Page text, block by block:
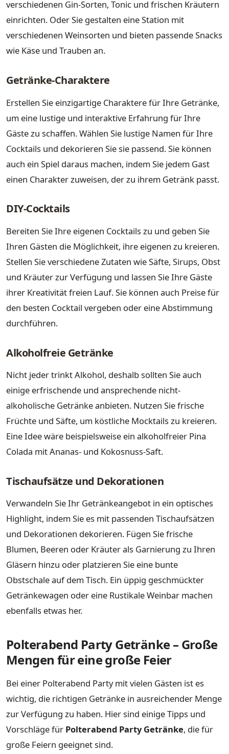
verschiedenen Gin-Sorten, Tonic und frischen Kräutern
einrichten. Oder Sie gestalten eine Station mit
verschiedenen Weinsorten und bieten passende Snacks
wie Käse und Trauben an.
Getränke-Charaktere
Erstellen Sie einzigartige Charaktere für Ihre Getränke,
um eine lustige und interaktive Erfahrung für Ihre
Gäste zu schaffen. Wählen Sie lustige Namen für Ihre
Cocktails und dekorieren Sie sie passend. Sie können
auch ein Spiel daraus machen, indem Sie jedem Gast
einen Charakter zuweisen, der zu ihrem Getränk passt.
DIY-Cocktails
Bereiten Sie Ihre eigenen Cocktails zu und geben Sie
Ihren Gästen die Möglichkeit, ihre eigenen zu kreieren.
Stellen Sie verschiedene Zutaten wie Säfte, Sirups, Obst
und Kräuter zur Verfügung und lassen Sie Ihre Gäste
ihrer Kreativität freien Lauf. Sie können auch Preise für
den besten Cocktail vergeben oder eine Abstimmung
durchführen.
Alkoholfreie Getränke
Nicht jeder trinkt Alkohol, deshalb sollten Sie auch
einige erfrischende und ansprechende nicht-
alkoholische Getränke anbieten. Nutzen Sie frische
Früchte und Säfte, um köstliche Mocktails zu kreieren.
Eine Idee wäre beispielsweise ein alkoholfreier Pina
Colada mit Ananas- und Kokosnuss-Saft.
Tischaufsätze und Dekorationen
Verwandeln Sie Ihr Getränkeangebot in ein optisches
Highlight, indem Sie es mit passenden Tischaufsätzen
und Dekorationen dekorieren. Fügen Sie frische
Blumen, Beeren oder Kräuter als Garnierung zu Ihren
Gläsern hinzu oder platzieren Sie eine bunte
Obstschale auf dem Tisch. Ein üppig geschmückter
Getränkewagen oder eine Rustikale Weinbar machen
ebenfalls etwas her.
Polterabend Party Getränke – Große
Mengen für eine große Feier
Bei einer Polterabend Party mit vielen Gästen ist es
wichtig, die richtigen Getränke in ausreichender Menge
zur Verfügung zu haben. Hier sind einige Tipps und
Vorschläge für Polterabend Party Getränke, die für
große Feiern geeignet sind.